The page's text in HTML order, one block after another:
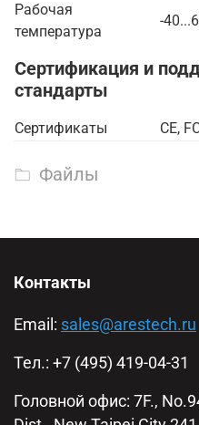
Рабочая
температура
-
Сертификация и
стандарты
Сертификаты CE,
Файлы
Контакты
Email: sales@arestech.ru
Тел.: +7 (495) 419-04-31
Головной офис: 7F.,